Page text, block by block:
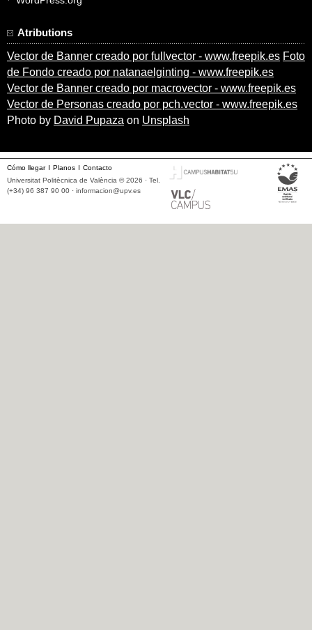
Atributions
Vector de Banner creado por fullvector - www.freepik.es Foto
de Fondo creado por natanaelginting - www.freepik.es
Vector de Banner creado por macrovector - www.freepik.es
Vector de Personas creado por pch.vector - www.freepik.es
Photo by David Pupaza on Unsplash
Cómo llegar Planos
Contacto
Universitat Politècnica de València © 2026 · Tel.
(+34) 96 387 90 00 · informacion@upv.es